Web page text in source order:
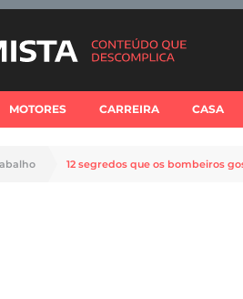
MOTORES CARREIRA CASA
12 segredos que os bombeiros